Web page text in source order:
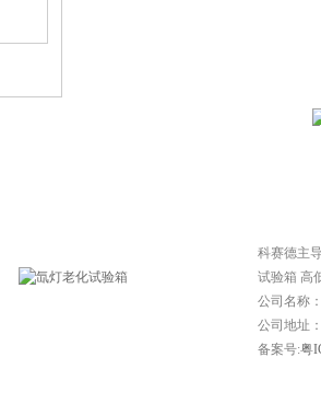
科赛德主
试验箱 高
公司名称
公司地址
备案号:粤